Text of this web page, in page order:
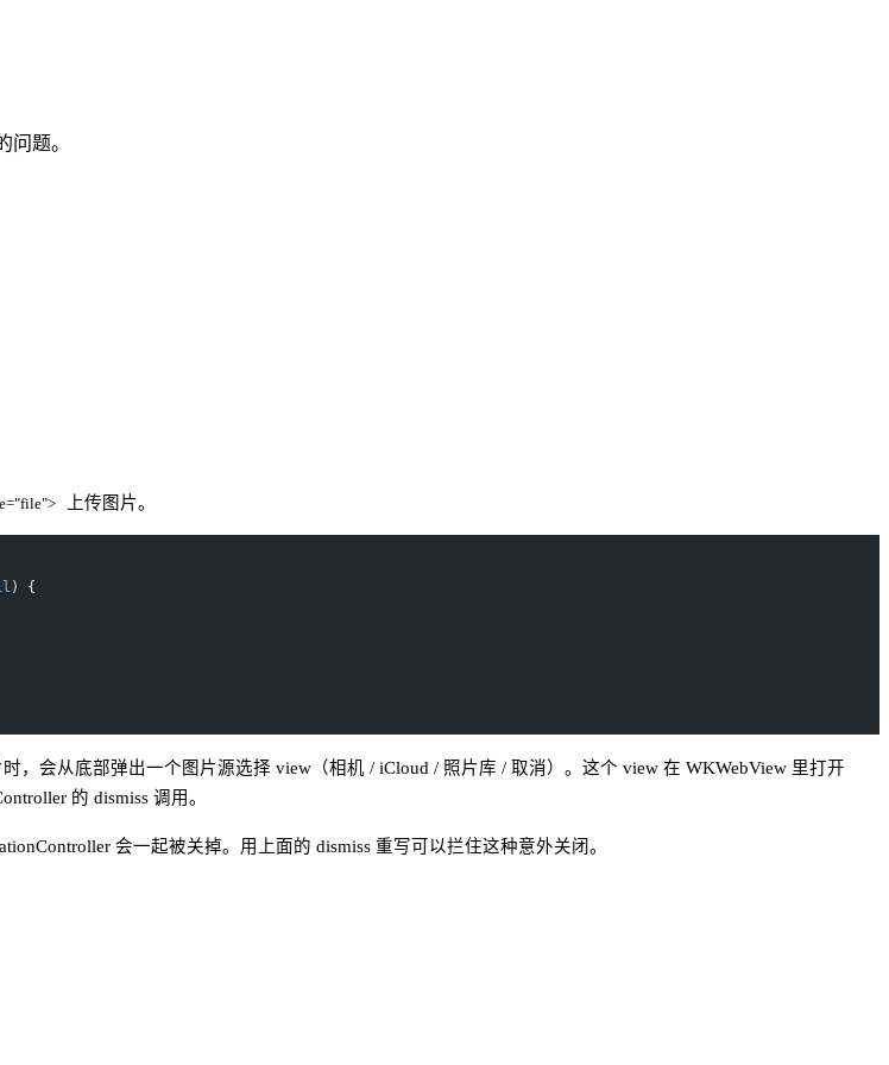
问题。
上传图片。
) {
，会从底部弹出一个图片源选择 view（相机 / iCloud / 照片库 / 取消）。这个 view 在 WKWebView 里打开
的 dismiss 调用。
会一起被关掉。用上面的 dismiss 重写可以拦住这种意外关闭。